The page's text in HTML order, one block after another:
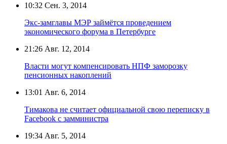
10:32 Сен. 3, 2014
Экс-замглавы МЭР займётся проведением
экономического форума в Петербурге
21:26 Авг. 12, 2014
Власти могут компенсировать НПФ заморозку
пенсионных накоплений
13:01 Авг. 6, 2014
Тимакова не считает официальной свою переписку в
Facebook с замминистра
19:34 Авг. 5, 2014